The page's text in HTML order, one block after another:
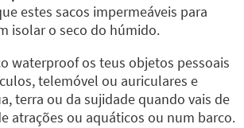
estes sacos impermeáveis para
isolar o seco do húmido.
waterproof os teus objetos pessoais
telemóvel ou auriculares e
terra ou da sujidade quando vais de
atrações ou aquáticos ou num barco.